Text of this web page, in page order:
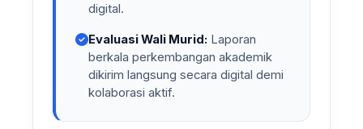
digital.
Evaluasi Wali Murid: Laporan
berkala perkembangan akademik
dikirim langsung secara digital demi
kolaborasi aktif.